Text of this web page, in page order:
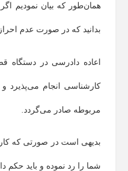
همان‌طور که بیان نمودیم
بدانید که در صورت عدم
اعاده‌ دادرسی در دستگاه
کارشناسی انجام
مربوطه صادر می‌گردد.
بدیهی‌ است در صورتی که
شما را رد نموده و باید حکم